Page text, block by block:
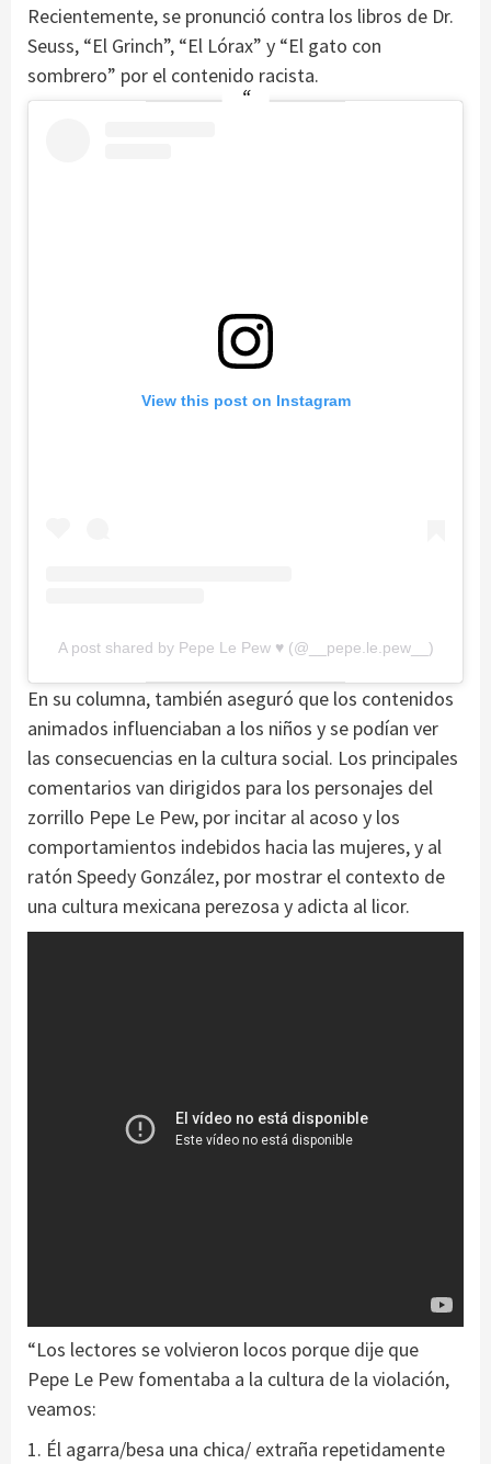
Recientemente, se pronunció contra los libros de Dr.
Seuss, “El Grinch”, “El Lórax” y “El gato con
sombrero” por el contenido racista.
View this post on Instagram
A post shared by Pepe Le Pew ♥️ (@__pepe.le.pew__)
En su columna, también aseguró que los contenidos
animados influenciaban a los niños y se podían ver
las consecuencias en la cultura social. Los principales
comentarios van dirigidos para los personajes del
zorrillo Pepe Le Pew, por incitar al acoso y los
comportamientos indebidos hacia las mujeres, y al
ratón Speedy González, por mostrar el contexto de
una cultura mexicana perezosa y adicta al licor.
“Los lectores se volvieron locos porque dije que
Pepe Le Pew fomentaba a la cultura de la violación,
veamos:
1. Él agarra/besa una chica/ extraña repetidamente